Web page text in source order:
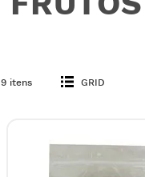
9 itens GRID